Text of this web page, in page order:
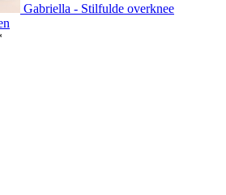
Gabriella - Stilfulde overknee